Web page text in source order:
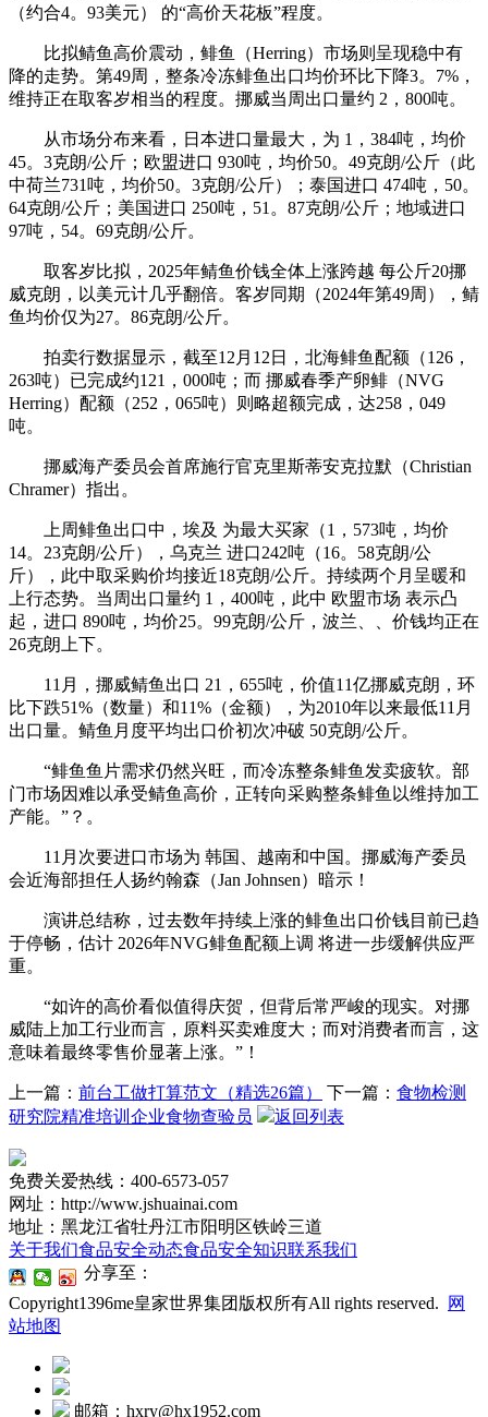
（约合4。93美元） 的“高价天花板”程度。
比拟鲭鱼高价震动，鲱鱼（Herring）市场则呈现稳中有
降的走势。第49周，整条冷冻鲱鱼出口均价环比下降3。7%，
维持正在取客岁相当的程度。挪威当周出口量约 2，800吨。
从市场分布来看，日本进口量最大，为 1，384吨，均价
45。3克朗/公斤；欧盟进口 930吨，均价50。49克朗/公斤（此
中荷兰731吨，均价50。3克朗/公斤）；泰国进口 474吨，50。
64克朗/公斤；美国进口 250吨，51。87克朗/公斤；地域进口
97吨，54。69克朗/公斤。
取客岁比拟，2025年鲭鱼价钱全体上涨跨越 每公斤20挪
威克朗，以美元计几乎翻倍。客岁同期（2024年第49周），鲭
鱼均价仅为27。86克朗/公斤。
拍卖行数据显示，截至12月12日，北海鲱鱼配额（126，
263吨）已完成约121，000吨；而 挪威春季产卵鲱（NVG
Herring）配额（252，065吨）则略超额完成，达258，049
吨。
挪威海产委员会首席施行官克里斯蒂安克拉默（Christian
Chramer）指出。
上周鲱鱼出口中，埃及 为最大买家（1，573吨，均价
14。23克朗/公斤），乌克兰 进口242吨（16。58克朗/公
斤），此中取采购价均接近18克朗/公斤。持续两个月呈暖和
上行态势。当周出口量约 1，400吨，此中 欧盟市场 表示凸
起，进口 890吨，均价25。99克朗/公斤，波兰、、价钱均正在
26克朗上下。
11月，挪威鲭鱼出口 21，655吨，价值11亿挪威克朗，环
比下跌51%（数量）和11%（金额），为2010年以来最低11月
出口量。鲭鱼月度平均出口价初次冲破 50克朗/公斤。
“鲱鱼鱼片需求仍然兴旺，而冷冻整条鲱鱼发卖疲软。部
门市场因难以承受鲭鱼高价，正转向采购整条鲱鱼以维持加工
产能。”？。
11月次要进口市场为 韩国、越南和中国。挪威海产委员
会近海部担任人扬约翰森（Jan Johnsen）暗示！
演讲总结称，过去数年持续上涨的鲱鱼出口价钱目前已趋
于停畅，估计 2026年NVG鲱鱼配额上调 将进一步缓解供应严
重。
“如许的高价看似值得庆贺，但背后常严峻的现实。对挪
威陆上加工行业而言，原料买卖难度大；而对消费者而言，这
意味着最终零售价显著上涨。”！
上一篇： 前台工做打算范文（精选26篇） 下一篇： 食物检测
研究院精准培训企业食物查验员
返回列表
免费关爱热线：400-6573-057
网址：http://www.jshuainai.com
地址：黑龙江省牡丹江市阳明区铁岭三道
关于我们食品安全动态食品安全知识联系我们
分享至：
Copyright1396me皇家世界集团版权所有All rights reserved.
网
站地图
邮箱：hxry@hx1952.com